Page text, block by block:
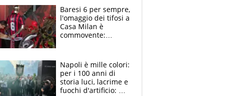
circondati
dall'affetto dei tifosi
Baresi 6 per sempre,
l'omaggio dei tifosi a
Casa Milan è
commovente:
bigliettini
Napoli è mille colori:
per i 100 anni di
storia luci, lacrime e
fuochi d'artificio: De